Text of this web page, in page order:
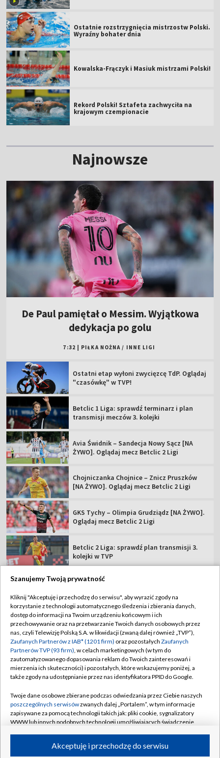
Ostatnie rozstrzygnięcia mistrzostw Polski.
Wyraźny bohater dnia
Kowalska-Frączyk i Masiuk mistrzami Polski!
Rekord Polski! Sztafeta zachwyciła na
krajowym czempionacie
Najnowsze
De Paul pamiętał o Messim. Wyjątkowa
dedykacja po golu
7:32 PIŁKA NOŻNA / INNE LIGI
Ostatni etap wyłoni zwycięzcę TdP. Oglądaj
"czasówkę" w TVP!
Betclic 1 Liga: sprawdź terminarz i plan
transmisji meczów 3. kolejki
Avia Świdnik – Sandecja Nowy Sącz [NA
ŻYWO]. Oglądaj mecz Betclic 2 Ligi
Chojniczanka Chojnice – Znicz Pruszków
[NA ŻYWO]. Oglądaj mecz Betclic 2 Ligi
GKS Tychy – Olimpia Grudziądz [NA ŻYWO].
Oglądaj mecz Betclic 2 Ligi
Betclic 2 Liga: sprawdź plan transmisji 3.
kolejki w TVP
TVP
Abonament TVP
Sklep TVP
Biuro Reklamy
Oferta Handlowa
Emisja w TVP
Rada Programowa
Ogłoszenia przetargowe
Akademia Telewizyjna
Regulamin TVP
Polityka prywatności
Moje zgody
Biuro reklamy
Kanały
©2026 Telewizja Polska Spółka Akcyjna w likwidacji
Szanujemy Twoją prywatność
Kliknij "Akceptuję i przechodzę do serwisu", aby wyrazić zgody na
korzystanie z technologii automatycznego śledzenia i zbierania danych,
dostęp do informacji na Twoim urządzeniu końcowym i ich
przechowywanie oraz na przetwarzanie Twoich danych osobowych przez
nas, czyli Telewizję Polską S.A. w likwidacji (zwaną dalej również „TVP”),
Zaufanych Partnerów z IAB* (1201 firm) oraz pozostałych Zaufanych
Partnerów TVP (93 firm), w celach marketingowych (w tym do
zautomatyzowanego dopasowania reklam do Twoich zainteresowań i
mierzenia ich skuteczności) i pozostałych, które wskazujemy poniżej, a
także zgody na udostępnianie przez nas identyfikatora PPID do Google.
Twoje dane osobowe zbierane podczas odwiedzania przez Ciebie naszych
poszczególnych serwisówzwanych dalej „Portalem”, w tym informacje
zapisywane za pomocą technologii takich jak: pliki cookie, sygnalizatory
WWW lub innych podobnych technologii umożliwiających świadczenie
ruchu w Internecie.Akceptuję i przechodzę do serwisu